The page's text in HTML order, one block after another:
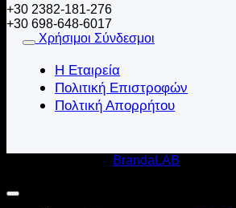
+30 2382-181-276
+30 698-648-6017
Χρήσιμοι Σύνδεσμοι
Η Εταιρεία
Πολιτική Επιστροφών
Πολτική Απορρήτου
BrandaLAB